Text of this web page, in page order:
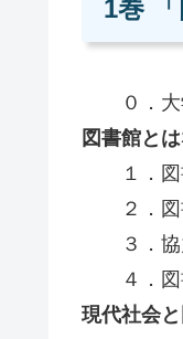
1巻
０．大学
図書館と
１．図
２．図
３．協
４．図
現代社会